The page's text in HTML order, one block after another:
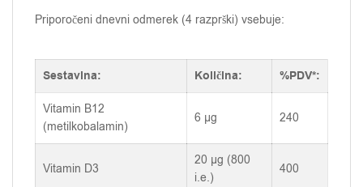
Priporočeni dnevni odmerek (4 razprški) vsebuje:
Sestavina: Količina: %PDV*:
Vitamin B12
(metilkobalamin)
6 µg 240
Vitamin D3
20 µg (800
i.e.)
400